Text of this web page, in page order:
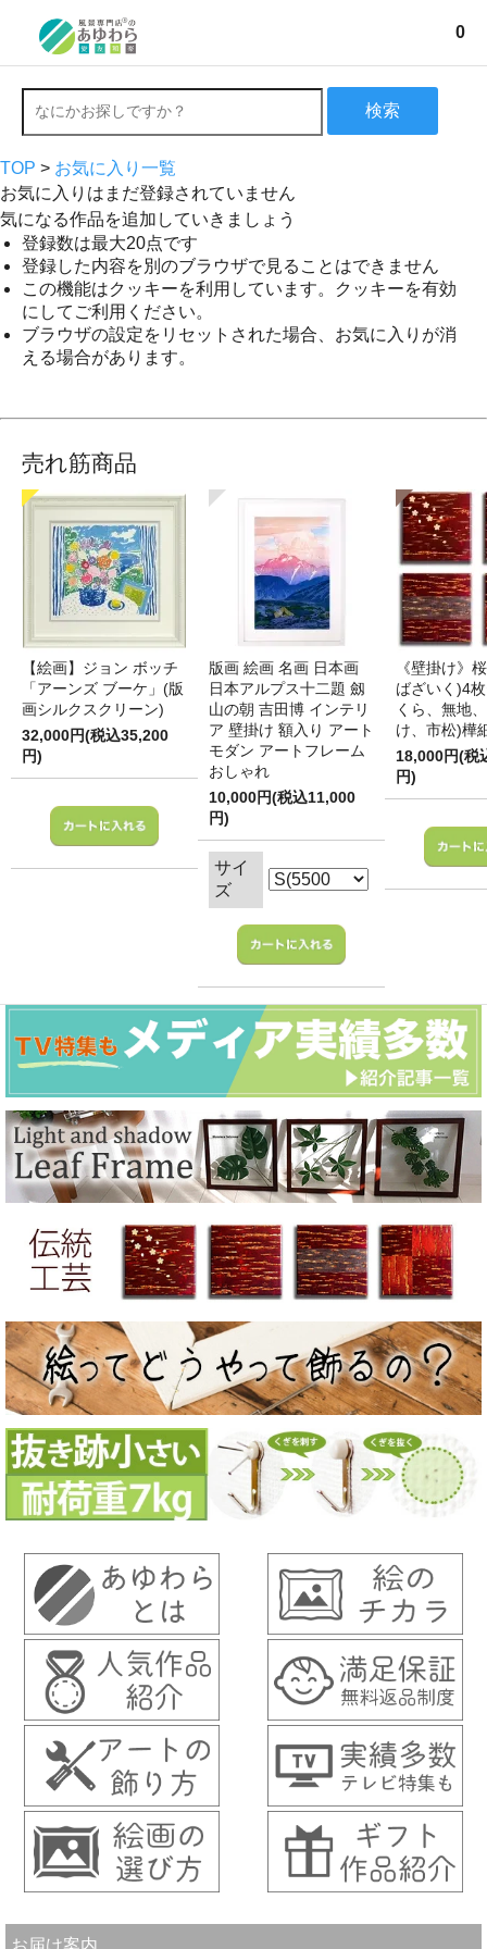
0
検索
TOP > お気に入り一覧
お気に入りはまだ登録されていません
気になる作品を追加していきましょう
登録数は最大20点です
登録した内容を別のブラウザで見ることはできません
この機能はクッキーを利用しています。クッキーを有効
にしてご利用ください。
ブラウザの設定をリセットされた場合、お気に入りが消
える場合があります。
売れ筋商品
【絵画】ジョン ボッチ
「アーンズ ブーケ」(版
画シルクスクリーン)
32,000円(税込35,200
円)
版画 絵画 名画 日本画
日本アルプス十二題 劔
山の朝 吉田博 インテリ
ア 壁掛け 額入り アート
モダン アートフレーム
おしゃれ
10,000円(税込11,000
円)
サイ
ズ
《壁掛け》
ばざいく)4
くら、無地
け、市松)樺
18,000円(税
円)
お届け案内